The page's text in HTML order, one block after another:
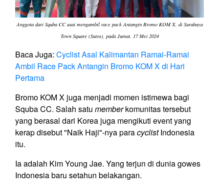
Anggota dari Squba CC usai mengambil race pack Antangin Bromo KOM X, di Surabaya
Town Square (Sutos), pada Jumat, 17 Mei 2024
Baca Juga: Cyclist Asal Kalimantan Ramai-Ramai
Ambil Race Pack Antangin Bromo KOM X di Hari
Pertama
Bromo KOM X juga menjadi momen istimewa bagi
Squba CC. Salah satu memberkomunitas tersebut
yang berasal dari Korea juga mengikuti event yang
kerap disebut "Naik Haji"-nya paracyclistIndonesia
itu.
Ia adalah Kim Young Jae. Yang terjun di dunia gowes
Indonesia baru setahun belakangan.